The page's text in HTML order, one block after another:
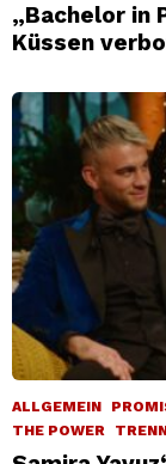
„Bachelor in
Küssen
ALLGEMEIN
THE POWER